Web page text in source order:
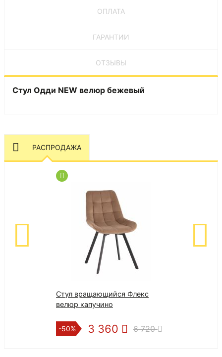
ОПЛАТА
ГАРАНТИИ
ОТЗЫВЫ
Стул Одди NEW велюр бежевый
РАСПРОДАЖА
Стул вращающийся Флекс
велюр капучино
-50% 3 360 6 720